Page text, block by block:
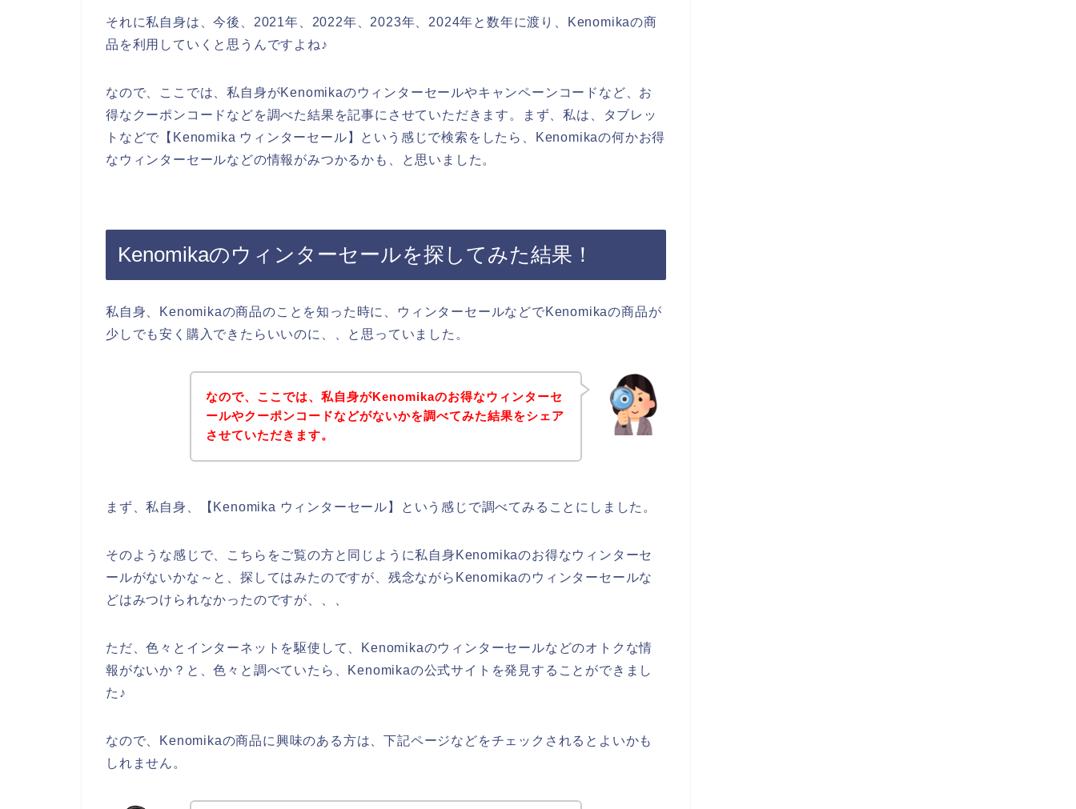
それに私自身は、今後、2021年、2022年、2023年、2024年と数年に渡り、Kenomikaの商
品を利用していくと思うんですよね♪
なので、ここでは、私自身がKenomikaのウィンターセールやキャンペーンコードなど、お
得なクーポンコードなどを調べた結果を記事にさせていただきます。まず、私は、タブレッ
トなどで【Kenomika ウィンターセール】という感じで検索をしたら、Kenomikaの何かお得
なウィンターセールなどの情報がみつかるかも、と思いました。
Kenomikaのウィンターセールを探してみた結果！
私自身、Kenomikaの商品のことを知った時に、ウィンターセールなどでKenomikaの商品が
少しでも安く購入できたらいいのに、、と思っていました。
なので、ここでは、私自身がKenomikaのお得なウィンターセ
ールやクーポンコードなどがないかを調べてみた結果をシェア
させていただきます。
まず、私自身、【Kenomika ウィンターセール】という感じで調べてみることにしました。
そのような感じで、こちらをご覧の方と同じように私自身Kenomikaのお得なウィンターセ
ールがないかな～と、探してはみたのですが、残念ながらKenomikaのウィンターセールな
どはみつけられなかったのですが、、、
ただ、色々とインターネットを駆使して、Kenomikaのウィンターセールなどのオトクな情
報がないか？と、色々と調べていたら、Kenomikaの公式サイトを発見することができまし
た♪
なので、Kenomikaの商品に興味のある方は、下記ページなどをチェックされるとよいかも
しれません。